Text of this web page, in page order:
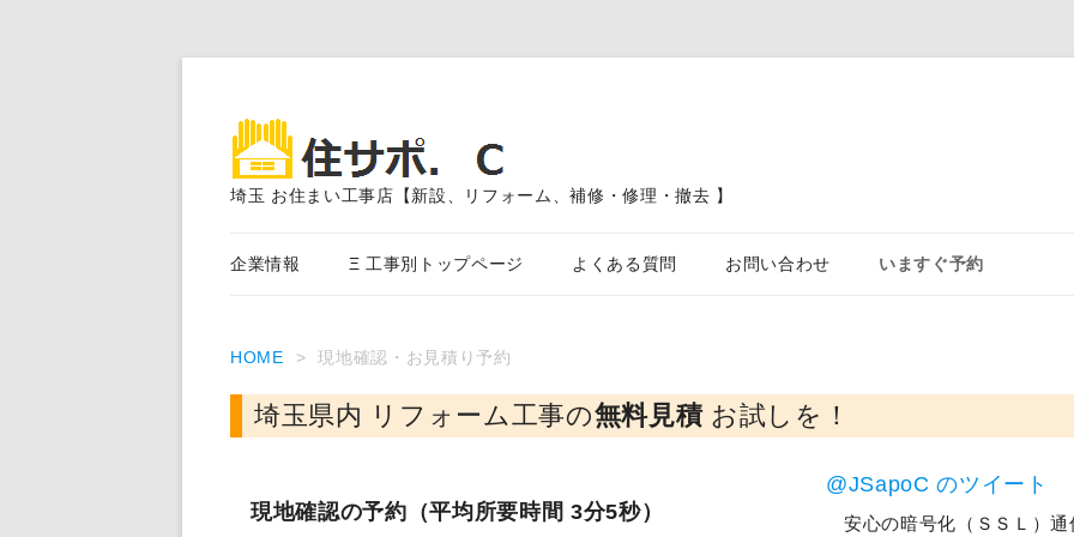
埼玉 お住まい工事店【新設、リフォーム、補修・修理・撤去 】
企業情報
Ξ 工事別トップページ
アスファルト舗装
外装塗装、サイディング、屋根工
よくある質問 お問い合わせ いますぐ予約
HOME > 現地確認・お見積り予約
埼玉県内 リフォーム工事の無料見積お試しを！
現地確認の予約（平均所要時間 3分5秒）
@JSapoC のツイート
安心の暗号化（ＳＳＬ）通